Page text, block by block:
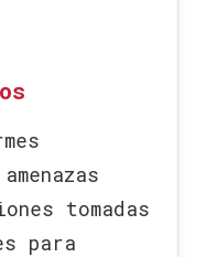
tomadas
para